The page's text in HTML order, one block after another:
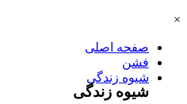
×
صفحه اصلی
فشن
شیوه زندگی
شیوه زندگی